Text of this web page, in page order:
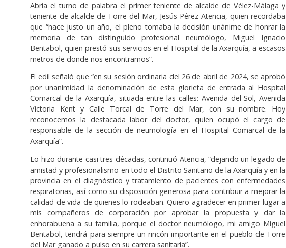
Abría el turno de palabra el primer teniente de alcalde de Vélez-Málaga y
teniente de alcalde de Torre del Mar, Jesús Pérez Atencia, quien recordaba
que “hace justo un año, el pleno tomaba la decisión unánime de honrar la
memoria de tan distinguido profesional neumólogo, Miguel Ignacio
Bentabol, quien prestó sus servicios en el Hospital de la Axarquía, a escasos
metros de donde nos encontramos”.
El edil señaló que “en su sesión ordinaria del 26 de abril de 2024, se aprobó
por unanimidad la denominación de esta glorieta de entrada al Hospital
Comarcal de la Axarquía, situada entre las calles: Avenida del Sol, Avenida
Victoria Kent y Calle Torcal de Torre del Mar, con su nombre. Hoy
reconocemos la destacada labor del doctor, quien ocupó el cargo de
responsable de la sección de neumología en el Hospital Comarcal de la
Axarquía”.
Lo hizo durante casi tres décadas, continuó Atencia, “dejando un legado de
amistad y profesionalismo en todo el Distrito Sanitario de la Axarquía y en la
provincia en el diagnóstico y tratamiento de pacientes con enfermedades
respiratorias, así como su disposición generosa para contribuir a mejorar la
calidad de vida de quienes lo rodeaban. Quiero agradecer en primer lugar a
mis compañeros de corporación por aprobar la propuesta y dar la
enhorabuena a su familia, porque el doctor neumólogo, mi amigo Miguel
Bentabol, tendrá para siempre un rincón importante en el pueblo de Torre
del Mar ganado a pulso en su carrera sanitaria”.